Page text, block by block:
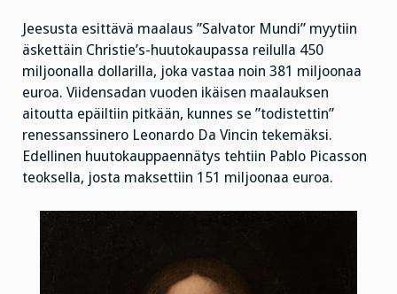
Jeesusta esittävä maalaus ”Salvator Mundi” myytiin
äskettäin Christie’s-huutokaupassa reilulla 450
miljoonalla dollarilla, joka vastaa noin 381 miljoonaa
euroa. Viidensadan vuoden ikäisen maalauksen
aitoutta epäiltiin pitkään, kunnes se ”todistettin”
renessanssinero Leonardo Da Vincin tekemäksi.
Edellinen huutokauppaennätys tehtiin Pablo Picasson
teoksella, josta maksettiin 151 miljoonaa euroa.